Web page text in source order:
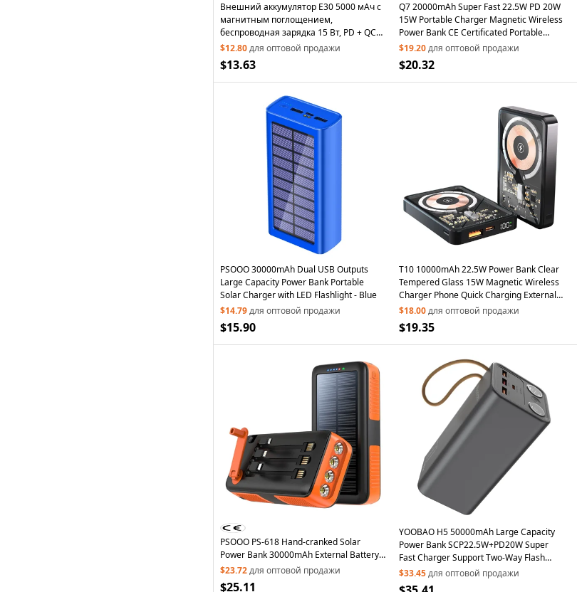
Внешний аккумулятор E30 5000 мАч с
магнитным поглощением,
беспроводная зарядка 15 Вт, PD + QC
20 Вт, синий
$12.80для оптовой продажи
$13.63
Q7 20000mAh Super Fast 22.5W PD 20W
15W Portable Charger Magnetic Wireless
Power Bank CE Certificated Portable
Phone Charger for Laptop PC and Cell
Phone - Blue
$19.20для оптовой продажи
$20.32
PSOOO 30000mAh Dual USB Outputs
Large Capacity Power Bank Portable
Solar Charger with LED Flashlight - Blue
$14.79для оптовой продажи
$15.90
T10 10000mAh 22.5W Power Bank Clear
Tempered Glass 15W Magnetic Wireless
Charger Phone Quick Charging External
Battery Pack
$18.00для оптовой продажи
$19.35
PSOOO PS-618 Hand-cranked Solar
Power Bank 30000mAh External Battery
Pack Portable Charger with Micro+Type-
C+Lightning Cables - Black / Orange
$23.72для оптовой продажи
$25.11
YOOBAO H5 50000mAh Large Capacity
Power Bank SCP22.5W+PD20W Super
Fast Charger Support Two-Way Flash
Charging Portable External Battery Pack
with LED Lighting - Black
$33.45для оптовой продажи